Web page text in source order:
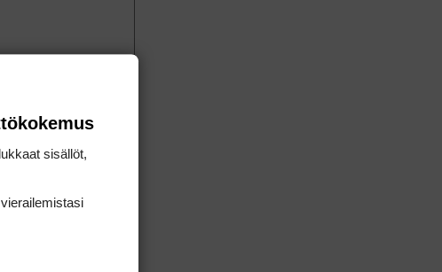
sisällöt,